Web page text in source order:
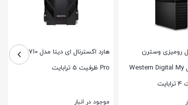
رومیزی وسترن
دیجیتال مدل Western Digital My
هارد اکسترنال ای دیتا مدل HD710
Pro ظرفیت 5 ترابایت
موجود در انبار